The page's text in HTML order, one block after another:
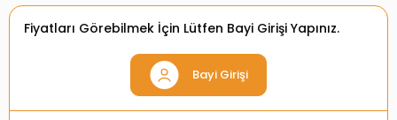
Fiyatları Görebilmek İçin Lütfen Bayi Girişi Yapınız.
Bayi Girişi